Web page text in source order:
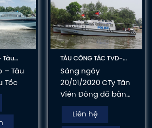
Tàu
– Tàu
Tốc
TÀU CÔNG TÁC TVD-
ST24 XUẤT KHẨU
CAMPUCHIA
Sáng ngày
20/01/2020 CTy Tân
Viễn Đông đã bàn
giao 6 chiếc tàu
công tác gồm 2
Liên hệ